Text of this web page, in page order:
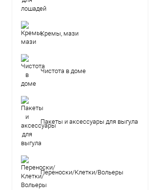
Кремы, мази
Чистота в доме
Пакеты и аксессуары для выгула
Переноски/Клетки/Вольеры